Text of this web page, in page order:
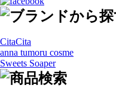
CitaCita
anna tumoru cosme
Sweets Soaper